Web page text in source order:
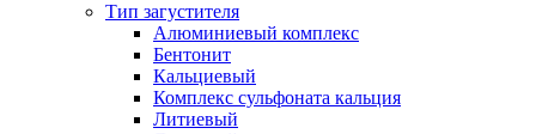
Тип загустителя
Алюминиевый комплекс
Бентонит
Кальциевый
Комплекс сульфоната кальция
Литиевый